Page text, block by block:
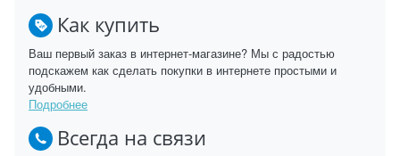
Как купить
Ваш первый заказ в интернет-магазине? Мы с радостью
подскажем как сделать покупки в интернете простыми и
удобными.
Подробнее
Всегда на связи